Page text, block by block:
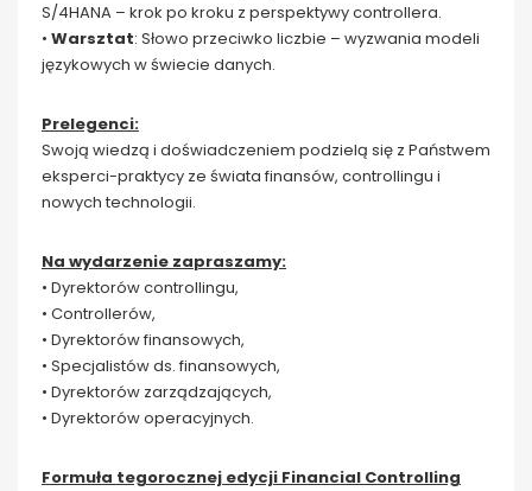
S/4HANA – krok po kroku z perspektywy controllera.
• Warsztat: Słowo przeciwko liczbie – wyzwania modeli
językowych w świecie danych.
Prelegenci:
Swoją wiedzą i doświadczeniem podzielą się z Państwem
eksperci-praktycy ze świata finansów, controllingu i
nowych technologii.
Na wydarzenie zapraszamy:
• Dyrektorów controllingu,
• Controllerów,
• Dyrektorów finansowych,
• Specjalistów ds. finansowych,
• Dyrektorów zarządzających,
• Dyrektorów operacyjnych.
Formuła tegorocznej edycji Financial Controlling